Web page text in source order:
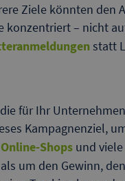
Ziele könnten den
konzentriert – nicht
statt
für Ihr
Kampagnenziel,
Online-Shops und
um den Gewinn,